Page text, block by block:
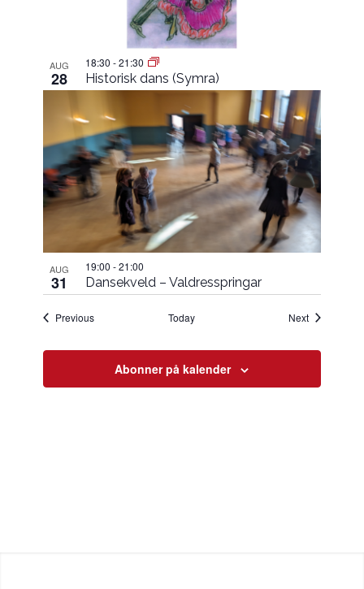
AUG
28 Historisk dans (Symra)
18:30-21:30
AUG
31 Dansekveld – Valdresspringar
19:00-21:00
PreviousHendingar Today NextHendingar
Abonner på kalender